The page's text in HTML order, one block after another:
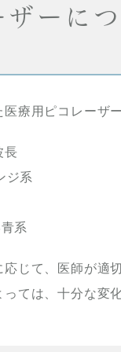
ザーに
療用ピコレーザ
長
ジ系
系
応じて、医師が適
ては、十分な変